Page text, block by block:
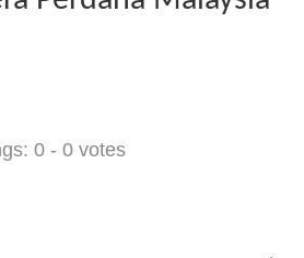
0 - 0 votes